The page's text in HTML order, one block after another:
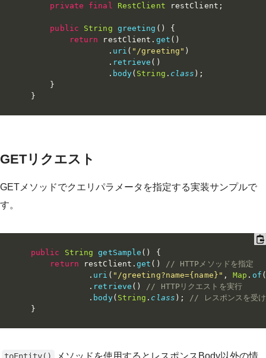
private
final RestClient restClient ;
public String greeting ( )
{
return restClient . get ( )
. uri ( "/greeting" )
. retrieve ( )
. body( String . class ) ;
}
}
GETリクエスト
GETメソッドでクエリパラメータを指定する実装サンプルで
す。
public String getSample ( )
{
return restClient .get ( )
// HTTPメソッドを指定
. uri ( "/greeting?name={name}" , Map . of (
. retrieve ( )
// HTTPリクエストを実行
. body( String . class ) ;
// レスポンスを受け
}
メソッドを使用するとレスポンスBody以外の情